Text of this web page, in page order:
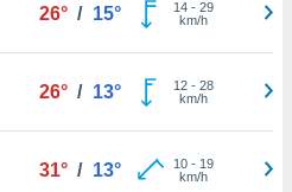
26° / 15° 14- 29
km/h
26° / 13° 12- 28
km/h
31° / 13° 10- 19
km/h